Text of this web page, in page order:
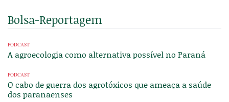
Bolsa-Reportagem
PODCAST
A agroecologia como alternativa possível no Paraná
PODCAST
O cabo de guerra dos agrotóxicos que ameaça a saúde
dos paranaenses